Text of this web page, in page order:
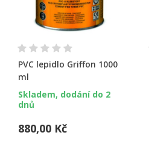
PVC lepidlo Griffon 1000
ml
Skladem, dodání do 2
dnů
880,00 Kč